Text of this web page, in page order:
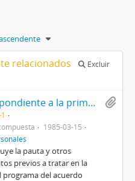
relacionados
Excluir
Anexo A correspondiente a la primera reunión del programa
1985-03-15
la pauta y otros
previos a tratar en la
del acuerdo